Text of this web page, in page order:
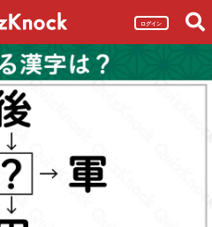
ログイン